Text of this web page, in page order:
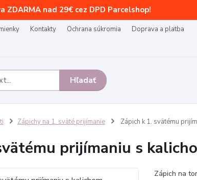
ZDARMA nad 29€ cez DPD Parcelshop!
Kontakty Ochrana súkromia
Doprava a platba
Hľadať
Zápichy na 1. sväté prijímanie Zápich k 1. svätému
prijímaniu s
Zápich na